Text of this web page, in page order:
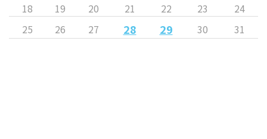
18 19 20 21 22 23
24
25
26 27 28 29 30
31